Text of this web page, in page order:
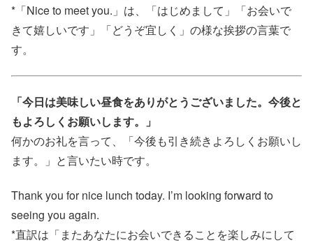
*「Nice to meet you.」は、「はじめまして」「お会いで
きて嬉しいです」「どうぞ宜しく」の様な挨拶の言葉で
す。
「今日は美味しい昼食をありがとうございました。今後と
もよろしくお願いします。」
何かのお礼を言って、「今後も引き続きよろしくお願いし
ます。」と言いたい時です。
Thank you for nice lunch today. I’m looking forward to
seeing you again.
*直訳は「またあなたにお会いできることを楽しみにして